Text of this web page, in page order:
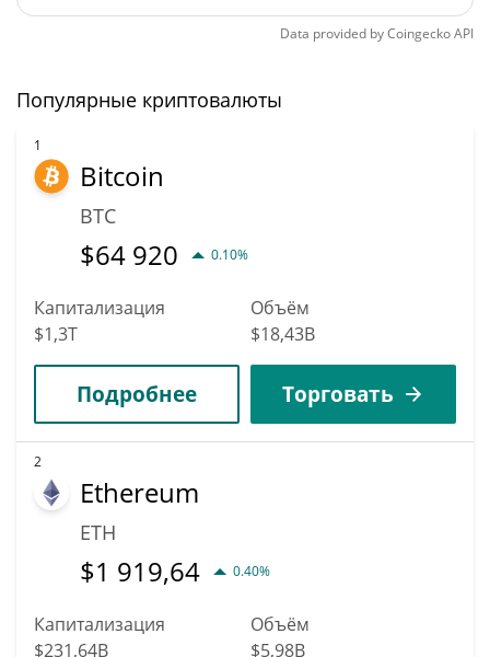
Data provided byCoingeckoAPI
Популярные криптовалюты
1
Bitcoin
BTC
$64 920 0.10%
Капитализация
$1,3T
Объём
$18,43B
Подробнее Торговать
2
Ethereum
ETH
$1 919,64 0.40%
Капитализация
$231,64B
Объём
$5,98B